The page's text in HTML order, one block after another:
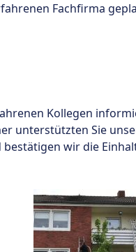
Fachfirma
Kollegen
unterstützten Sie
wir die